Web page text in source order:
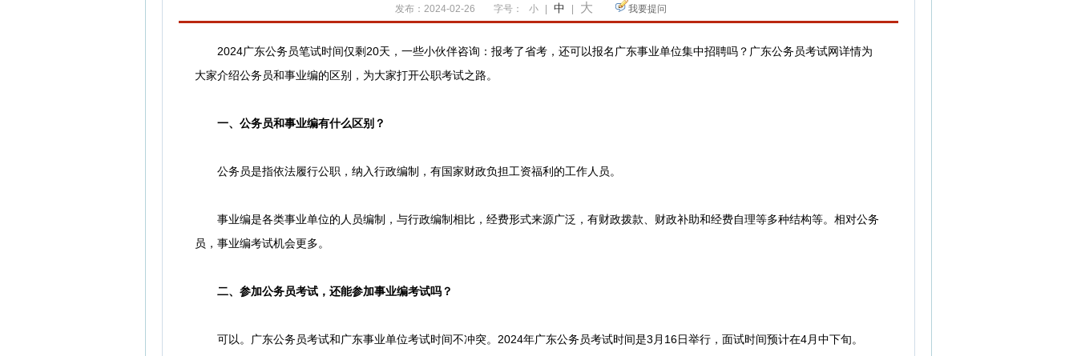
发布：2024-02-26 字号： 小 中 大 我要提问
2024广东公务员笔试时间仅剩20天，一些小伙伴咨询：报考了省考，还可以报名广东事业单位集中招聘吗？广东公务员考试网详情为
大家介绍公务员和事业编的区别，为大家打开公职考试之路。
一、公务员和事业编有什么区别？
公务员是指依法履行公职，纳入行政编制，有国家财政负担工资福利的工作人员。
事业编是各类事业单位的人员编制，与行政编制相比，经费形式来源广泛，有财政拨款、财政补助和经费自理等多种结构等。相对公务
员，事业编考试机会更多。
二、参加公务员考试，还能参加事业编考试吗？
可以。广东公务员考试和广东事业单位考试时间不冲突。2024年广东公务员考试时间是3月16日举行，面试时间预计在4月中下旬。